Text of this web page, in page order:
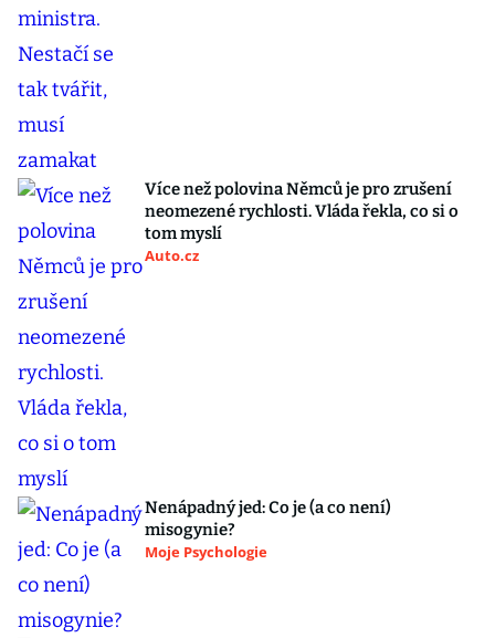
Více než polovina Němců je pro zrušení
neomezené rychlosti. Vláda řekla, co si o
tom myslí
Auto.cz
Nenápadný jed: Co je (a co není)
misogynie?
Moje Psychologie